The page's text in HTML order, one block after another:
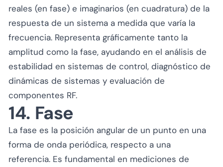
reales (en fase) e imaginarios (en cuadratura) de la
respuesta de un sistema a medida que varía la
frecuencia. Representa gráficamente tanto la
amplitud como la fase, ayudando en el análisis de
estabilidad en sistemas de control, diagnóstico de
dinámicas de sistemas y evaluación de
componentes RF.
14. Fase
La fase es la posición angular de un punto en una
forma de onda periódica, respecto a una
referencia. Es fundamental en mediciones de